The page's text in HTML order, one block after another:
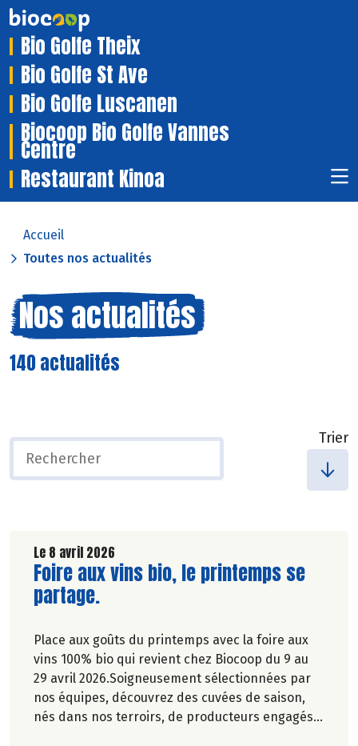
Bio Golfe Theix
Bio Golfe St Ave
Bio Golfe Luscanen
Biocoop Bio Golfe Vannes
Centre
Restaurant Kinoa
Accueil
Toutes nos actualités
Nos actualités
140 actualités
Trier
Le 8 avril 2026
Lire la suite de l'article
Foire aux vins bio, le printemps se
partage.
Place aux goûts du printemps avec la foire aux
vins 100% bio qui revient chez Biocoop du 9 au
29 avril 2026.Soigneusement sélectionnées par
nos équipes, découvrez des cuvées de saison,
nés dans nos terroirs, de producteurs engagés